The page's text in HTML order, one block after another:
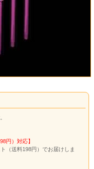
円）対応】
（送料198円）でお届けしま